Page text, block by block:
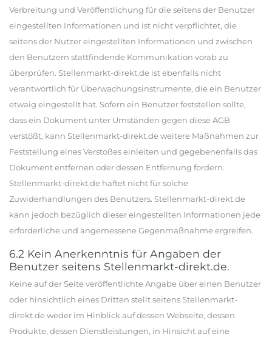
Verbreitung und Veröffentlichung für die seitens der Benutzer
eingestellten Informationen und ist nicht verpflichtet, die
seitens der Nutzer eingestellten Informationen und zwischen
den Benutzern stattfindende Kommunikation vorab zu
überprüfen. Stellenmarkt-direkt.de ist ebenfalls nicht
verantwortlich für Überwachungsinstrumente, die ein Benutzer
etwaig eingestellt hat. Sofern ein Benutzer feststellen sollte,
dass ein Dokument unter Umständen gegen diese AGB
verstößt, kann Stellenmarkt-direkt.de weitere Maßnahmen zur
Feststellung eines Verstoßes einleiten und gegebenenfalls das
Dokument entfernen oder dessen Entfernung fordern.
Stellenmarkt-direkt.de haftet nicht für solche
Zuwiderhandlungen des Benutzers. Stellenmarkt-direkt.de
kann jedoch bezüglich dieser eingestellten Informationen jede
erforderliche und angemessene Gegenmaßnahme ergreifen.
6.2 Kein Anerkenntnis für Angaben der
Benutzer seitens Stellenmarkt-direkt.de.
Keine auf der Seite veröffentlichte Angabe über einen Benutzer
oder hinsichtlich eines Dritten stellt seitens Stellenmarkt-
direkt.de weder im Hinblick auf dessen Webseite, dessen
Produkte, dessen Dienstleistungen, in Hinsicht auf eine